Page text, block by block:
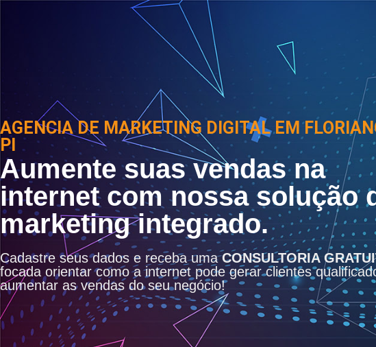
AGENCIA DE MARKETING DIGITAL EM
PI
Aumente suas vendas na
internet com nossa solução
marketing integrado.
Cadastre seus dados e receba umaCONSULTORIA
focada orientar como a internet pode gerar clientes
aumentar as vendas do seu negócio!